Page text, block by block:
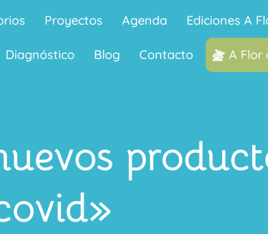
Proyectos Agenda Ediciones A
Diagnóstico Blog Contacto A Flor